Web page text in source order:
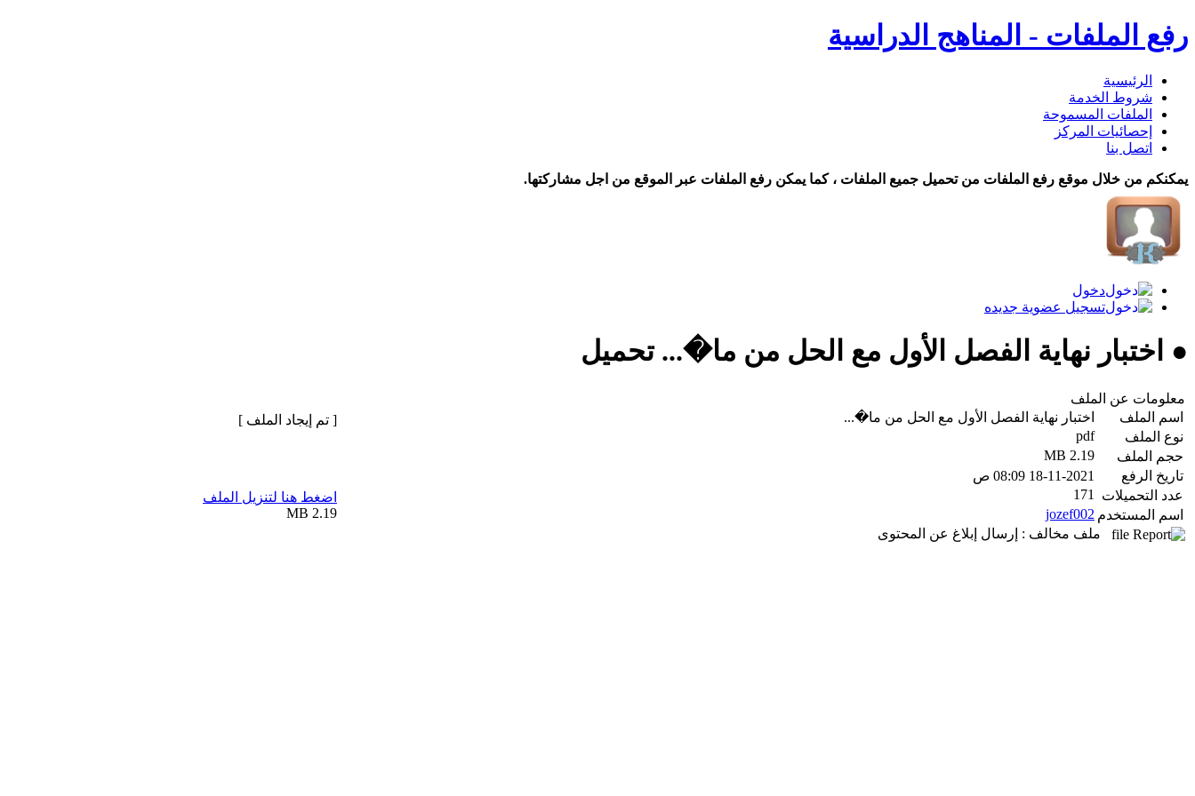
رفع الملفات - المناهج الدراسية
الرئيسية
شروط الخدمة
الملفات المسموحة
إحصائيات المركز
اتصل بنا
يمكنكم من خلال موقع رفع الملفات من تحميل جميع الملفات ، كما يمكن رفع الملفات عبر الموقع من اجل مشاركتها.
دخول
تسجيل عضوية جديده
● اختبار نهاية الفصل الأول مع الحل من ما�... تحميل
معلومات عن الملف
اسم الملف
اختبار نهاية الفصل الأول مع الحل من ما�...
نوع الملف
pdf
حجم الملف
2.19 MB
تاريخ الرفع
18-11-2021 08:09 ص
عدد التحميلات
171
اسم المستخدم jozef002
ملف مخالف : إرسال إبلاغ عن المحتوى
[ تم إيجاد الملف ]
اضغط هنا لتنزيل الملف
2.19 MB